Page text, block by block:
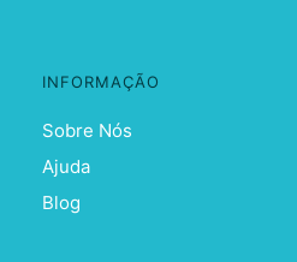
INFORMAÇÃO
Sobre Nós
Ajuda
Blog